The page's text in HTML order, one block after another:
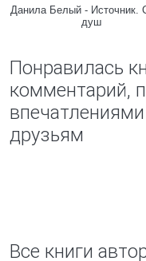
Данила Белый - Источник.
душ
Понравилась
комментарий,
друзьям
Все книги